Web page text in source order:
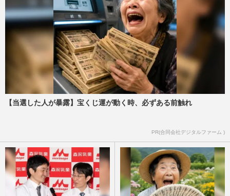
【当選した人が暴露】宝くじ運が動く時、必ずある前触れ
PR(合同会社デジタルファーム )